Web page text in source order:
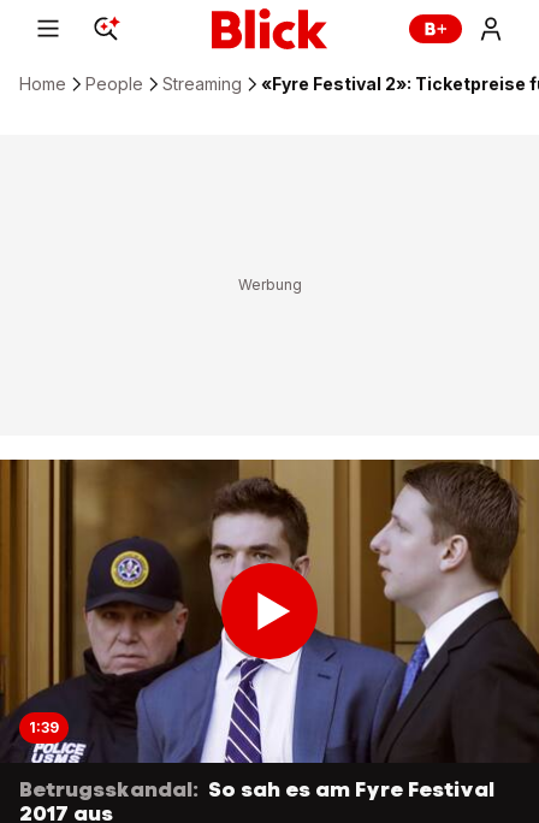
Home People Streaming «Fyre Festival 2»: Ticketpreise
1:39
Betrugsskandal: So sah es am Fyre Festival
2017 aus